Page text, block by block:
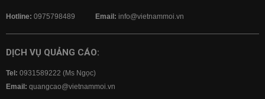
Hotline: 0975798489 Email: info@vietnammoi.vn
DỊCH VỤ QUẢNG CÁO:
Tel: 0931589222 (Ms Ngọc)
Email: quangcao@vietnammoi.vn